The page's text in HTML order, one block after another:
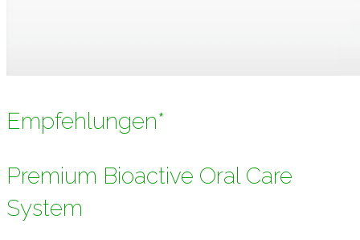
Empfehlungen*
Premium Bioactive Oral Care
System